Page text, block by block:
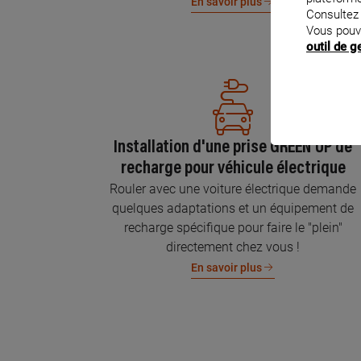
Installation d'une prise GREEN'UP de
recharge pour véhicule électrique
Rouler avec une voiture électrique demande
quelques adaptations et un équipement de
recharge spécifique pour faire le "plein"
directement chez vous !
En savoir plus
Vous
outil de